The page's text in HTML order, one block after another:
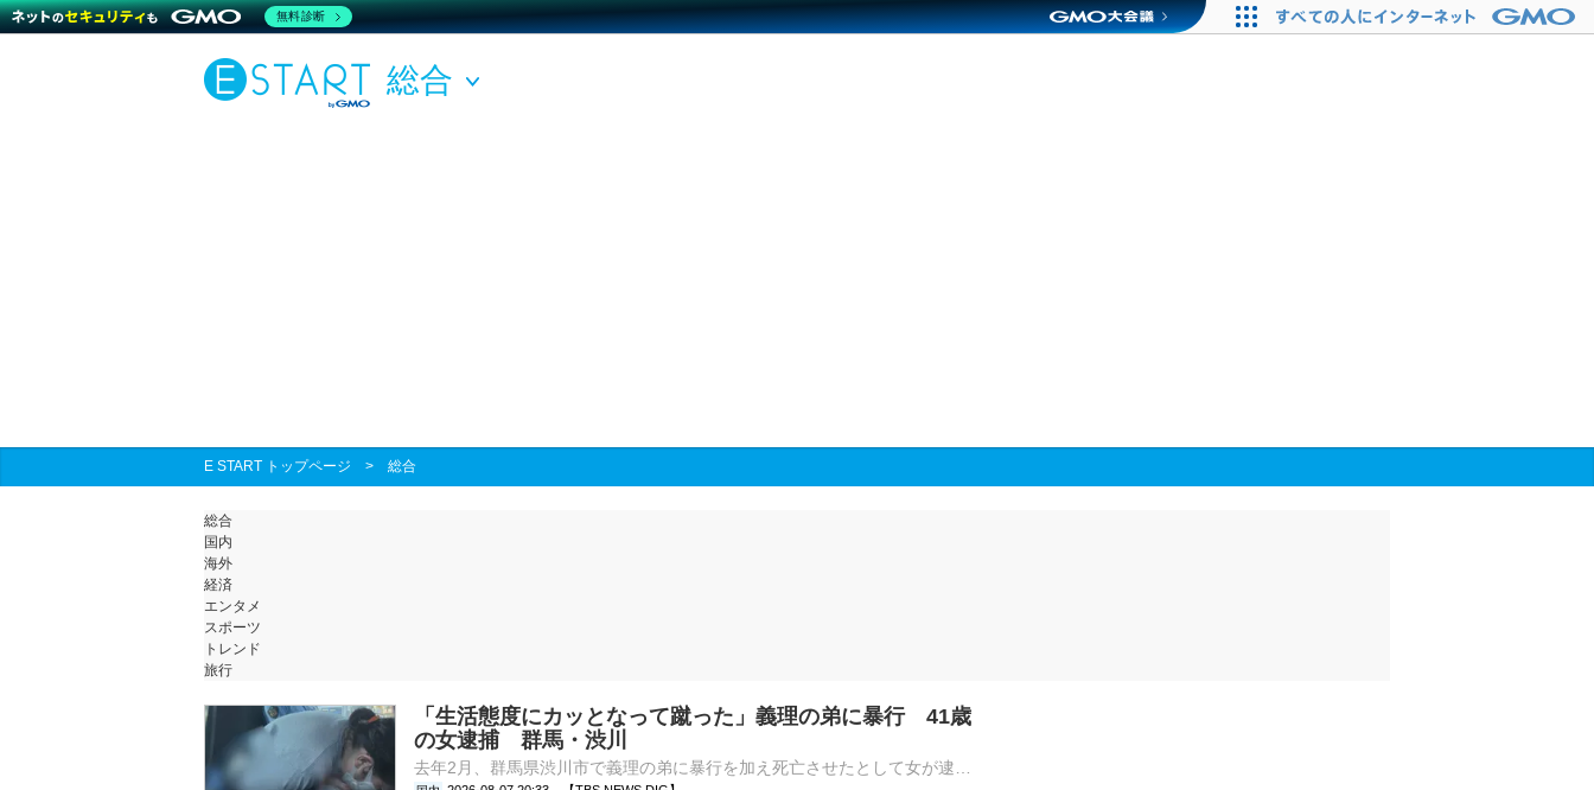
総合
E START トップページ > 総合
総合
国内
海外
経済
エンタメ
スポーツ
トレンド
旅行
「生活態度にカッとなって蹴った」義理の弟に暴行 41歳
の女逮捕 群馬・渋川
無料診断